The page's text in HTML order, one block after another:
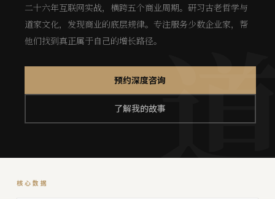
二十六年互联网实战，横跨五个商业周期。研习古老哲学与
道家文化，发现商业的底层规律。专注服务少数企业家，帮
他们找到真正属于自己的增长路径。
预约深度咨询
了解我的故事
核心数据